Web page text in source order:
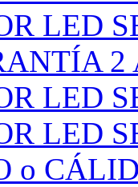
LED
2
LED
LED
o